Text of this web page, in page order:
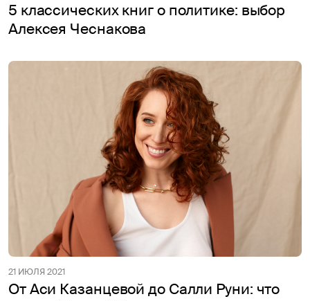
5 классических книг о политике: выбор
Алексея Чеснакова
21 ИЮЛЯ 2021
От Аси Казанцевой до Салли Руни: что